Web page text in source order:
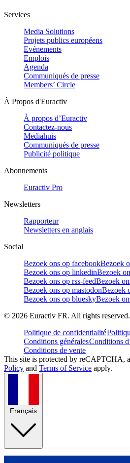
Services
Media Solutions
Projets publics européens
Evénements
Emplois
Agenda
Communiqués de presse
Members’ Circle
À Propos d'Euractiv
À propos d’Euractiv
Contactez-nous
Mediahuis
Communiqués de presse
Publicité politique
Abonnements
Euractiv Pro
Newsletters
Rapporteur
Newsletters en anglais
Social
Bezoek ons op facebookBezoek
Bezoek ons op linkedinBezoek
Bezoek ons op rss-feedBezoek
Bezoek ons op mastodonBezoek
Bezoek ons op blueskyBezoek
© 2026 Euractiv FR. All rights reserved.
Politique de confidentialité
Conditions généralesConditions
Conditions de vente
This site is protected by reCAPTCHA,
Policy and Terms of Service apply.
Français